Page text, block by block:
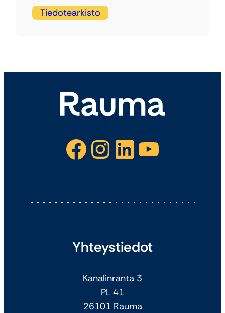
Tiedotearkisto
Facebook Instagram LinkedIn YouTube
Yhteystiedot
Kanalinranta 3
PL 41
26101 Rauma